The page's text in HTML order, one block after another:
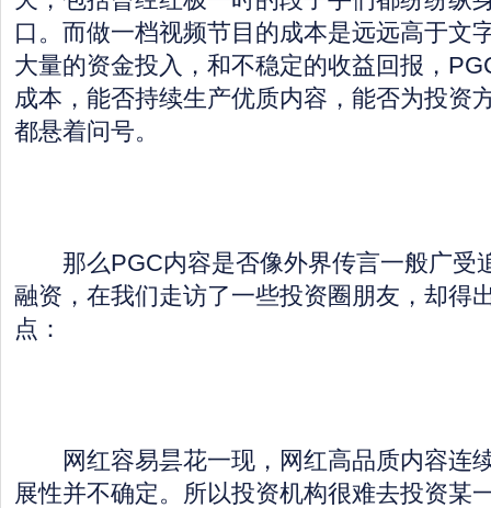
口。而做一档视频节目的成本是远远高于文
大量的资金投入，和不稳定的收益回报，
成本，能否持续生产优质内容，能否为投资
都悬着问号。
那么PGC内容是否像外界传言一般广受
融资，在我们走访了一些投资圈朋友，却得
点：
网红容易昙花一现，网红高品质内容连
展性并不确定。所以投资机构很难去投资某